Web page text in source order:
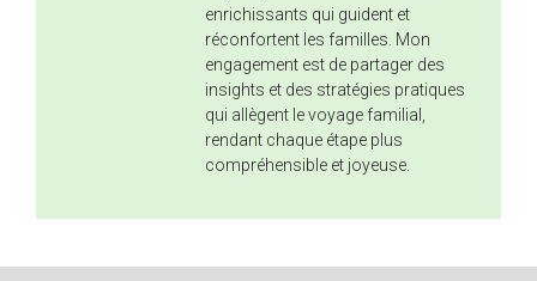
enrichissants qui guident et
réconfortent les familles. Mon
engagement est de partager des
insights et des stratégies pratiques
qui allègent le voyage familial,
rendant chaque étape plus
compréhensible et joyeuse.